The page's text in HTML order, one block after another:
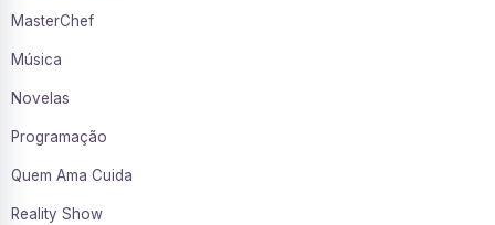
MasterChef
Música
Novelas
Programação
Quem Ama Cuida
Reality Show